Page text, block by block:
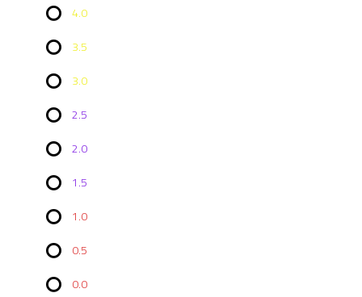
4.0
3.5
3.0
2.5
2.0
1.5
1.0
0.5
0.0